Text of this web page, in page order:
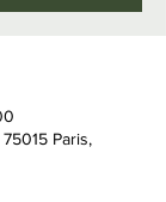
Paris,